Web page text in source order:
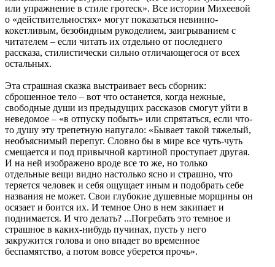
или упражнение в стиле гротеск». Все истории Михеевой
о «действительностях» могут показаться невинно-
кокетливым, безобидным рукоделием, заигрыванием с
читателем – если читать их отдельно от последнего
рассказа, стилистически сильно отличающегося от всех
остальных.
Эта страшная сказка выстраивает весь сборник:
сброшенное тело – вот что останется, когда нежные,
свободные души из предыдущих рассказов смогут уйти в
неведомое – «в отпуску побыть» или спрятаться, если что-
то душу эту трепетную напугало: «Бывает такой тяжелый,
необъяснимый перепуг. Словно бы в мире все чуть-чуть
смещается и под привычной картиной проступает другая.
И на ней изображено вроде все то же, но только
отдельные вещи видно настолько ясно и страшно, что
теряется человек и себя ощущает иным и подобрать себе
названия не может. Свои глубокие душевные морщины он
осязает и боится их. И темное Оно в нем закипает и
поднимается. И что делать? ...Погребать это темное и
страшное в каких-нибудь пучинах, пусть у него
закружится голова и оно впадет во временное
беспамятство, а потом вовсе уберется прочь».